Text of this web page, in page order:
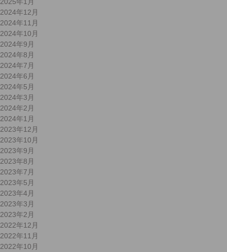
2024年12月
2024年11月
2024年10月
2024年9月
2024年8月
2024年7月
2024年6月
2024年5月
2024年3月
2024年2月
2024年1月
2023年12月
2023年10月
2023年9月
2023年8月
2023年7月
2023年5月
2023年4月
2023年3月
2023年2月
2022年12月
2022年11月
2022年10月